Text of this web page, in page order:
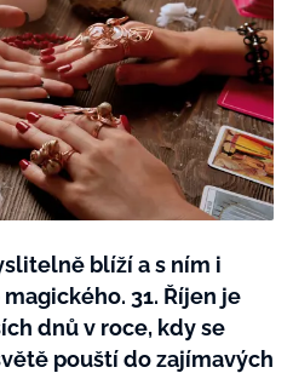
ŽENY - 599 KČ
PŘEDPLATNÉ SVĚT ŽENY +
PRODUKTŮ MANA (10 ks)
blíží a s ním i
31. Říjen je
dnů v roce, kdy se
pouští do zajímavých